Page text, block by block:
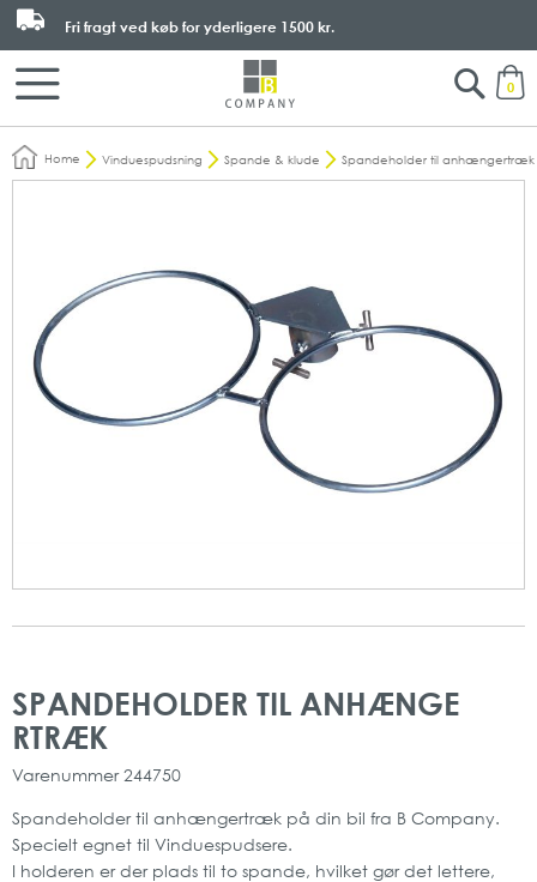
0
Fri fragt ved køb for yderligere 1500 kr.
Search
Home Vinduespudsning Spande & klude Spandeholder til anhængertræk
SPANDEHOLDER TIL ANHÆNGE
RTRÆK
Varenummer 244750
Spandeholder til anhængertræk på din bil fra B Company.
Specielt egnet til Vinduespudsere.
I holderen er der plads til to spande, hvilket gør det lettere,
slutningen
af
starten
af